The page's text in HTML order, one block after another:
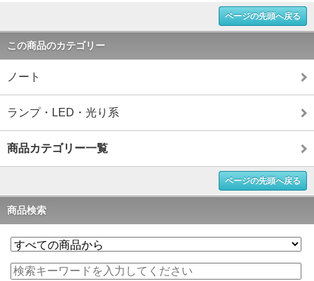
ページの先頭へ戻る
この商品のカテゴリー
ノート
ランプ・LED・光り系
商品カテゴリー一覧
ページの先頭へ戻る
商品検索